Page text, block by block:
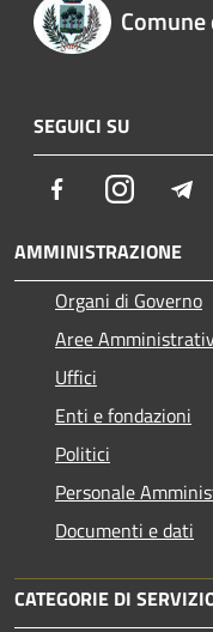
SEGUICI SU
FacebookInstagram
AMMINISTRAZIONE
Organi di Governo
Aree
Uffici
Enti e fondazioni
Politici
Personale
Documenti e dati
CATEGORIE DI